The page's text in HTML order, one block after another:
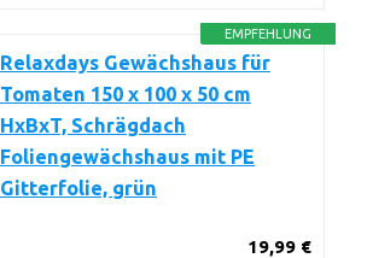
EMPFEHLUNG
Relaxdays Gewächshaus für
Tomaten 150 x 100 x 50 cm
HxBxT, Schrägdach
Foliengewächshaus mit PE
Gitterfolie, grün
19,99 €